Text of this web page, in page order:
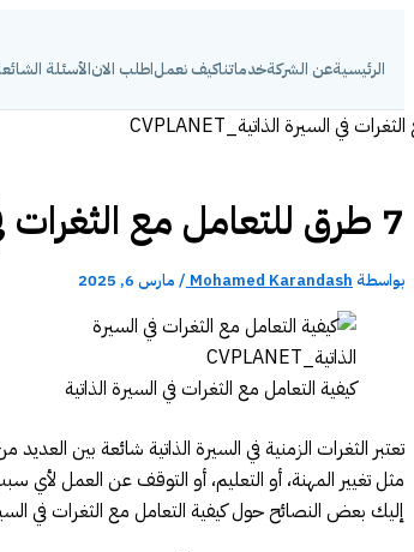
المحتوى
الرئيسيةعن الشركةخدماتناكيف نعملاطلب الانالأسئلة
7 طرق للتعامل مع الثغرات في السيرة الذاتية
بواسطة Mohamed Karandash
/ مارس 6, 2025
كيفية التعامل مع الثغرات في السيرة الذاتية
تعتبر الثغرات الزمنية في السيرة الذاتية شائعة بين
مثل تغيير المهنة، أو التعليم، أو التوقف عن العمل
إليك بعض النصائح حول كيفية التعامل مع الثغرات في